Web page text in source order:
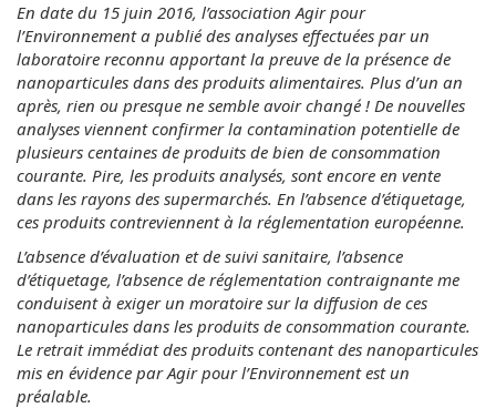
En date du 15 juin 2016, l’association Agir pour
l’Environnement a publié des analyses effectuées par un
laboratoire reconnu apportant la preuve de la présence de
nanoparticules dans des produits alimentaires. Plus d’un an
après, rien ou presque ne semble avoir changé ! De nouvelles
analyses viennent confirmer la contamination potentielle de
plusieurs centaines de produits de bien de consommation
courante. Pire, les produits analysés, sont encore en vente
dans les rayons des supermarchés. En l’absence d’étiquetage,
ces produits contreviennent à la réglementation européenne.
L’absence d’évaluation et de suivi sanitaire, l’absence
d’étiquetage, l’absence de réglementation contraignante me
conduisent à exiger un moratoire sur la diffusion de ces
nanoparticules dans les produits de consommation courante.
Le retrait immédiat des produits contenant des nanoparticules
mis en évidence par Agir pour l’Environnement est un
préalable.